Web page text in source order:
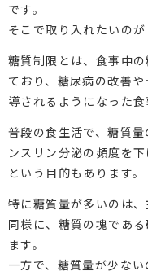
です。
そこで取り入れたいの
糖質制限とは、食事中
ており、糖尿病の改善
導されるようになった食
普段の食生活で、糖質
ンスリン分泌の頻度を
という目的もあります。
特に糖質量が多いのは
同様に、糖質の塊であ
ます。
一方で、糖質量が少な